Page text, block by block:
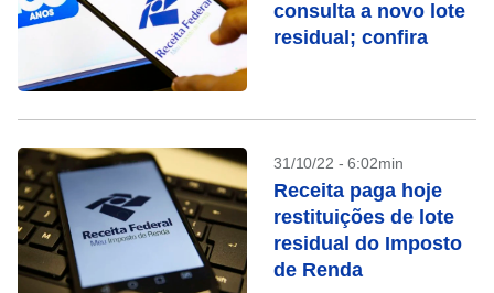
consulta a novo lote
residual; confira
31/10/22 - 6:02min
Receita paga hoje
restituições de lote
residual do Imposto
de Renda